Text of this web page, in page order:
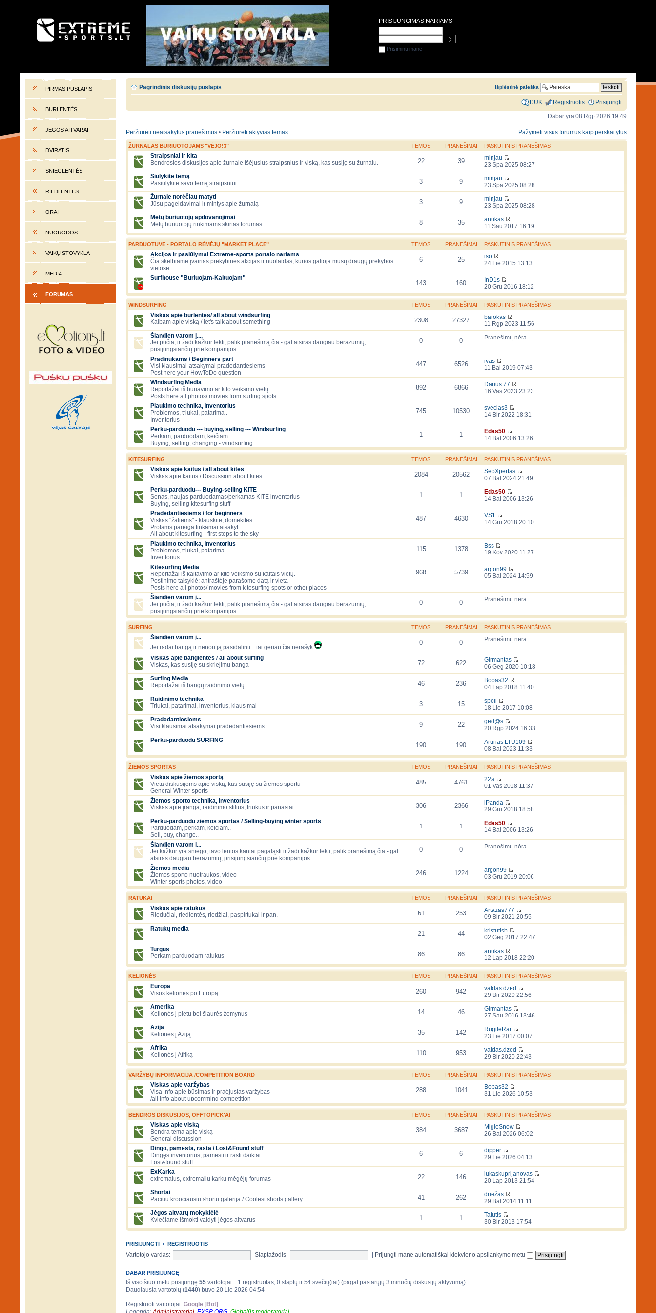
EXTREME-SPORTS.LT
PIRMAS PUSLAPIS
BURLENTĖS
JĖGOS AITVARAI
DVIRATIS
SNIEGLENTĖS
RIEDLENTĖS
ORAI
NUORODOS
VAIKŲ STOVYKLA
MEDIA
FORUMAS
Pagrindinis diskusijų puslapis Išplėstinė paieška
DUK Registruotis Prisijungti
Dabar yra 08 Rgp 2026 19:49
Peržiūrėti neatsakytus pranešimus • Peržiūrėti aktyvias temas Pažymėti visus forumus kaip perskaitytus
ŽURNALAS BURIUOTOJAMS "VĖJO!3" TEMOS PRANEŠIMAI PASKUTINIS PRANEŠIMAS
Straipsniai ir kita
Bendrosios diskusijos apie žurnale išėjusius straipsnius ir viską, kas susiję su žurnalu.
22 39
minjau
23 Spa 2025 08:27
Siūlykite temą
Pasiūlykite savo temą straipsniui
3 9
minjau
23 Spa 2025 08:28
Žurnale norėčiau matyti
Jūsų pageidavimai ir mintys apie žurnalą
3 9
minjau
23 Spa 2025 08:28
Metų buriuotojų apdovanojimai
Metų buriuotojų rinkimams skirtas forumas
8 35
anukas
11 Sau 2017 16:19
PARDUOTUVĖ - PORTALO RĖMĖJŲ "MARKET PLACE" TEMOS PRANEŠIMAI PASKUTINIS PRANEŠIMAS
Akcijos ir pasiūlymai Extreme-sports portalo nariams
Čia skelbiame įvairias prekybines akcijas ir nuolaidas, kurios galioja mūsų draugų prekybos
vietose.
6 25
iso
24 Lie 2015 13:13
Surfhouse "Buriuojam-Kaituojam"
143 160
InD1s
20 Gru 2016 18:12
WINDSURFING TEMOS PRANEŠIMAI PASKUTINIS PRANEŠIMAS
Viskas apie burlentes/ all about windsurfing
Kalbam apie viską / let's talk about something
2308 27327
barokas
11 Rgp 2023 11:56
Šiandien varom į...,
Jei pučia, ir žadi kažkur lėkti, palik pranešimą čia - gal atsiras daugiau berazumių,
prisijungsiančių prie kompanijos
0 0 Pranešimų nėra
Pradinukams / Beginners part
Visi klausimai-atsakymai pradedantiesiems
Post here your HowToDo question
447 6526
ivas
11 Bal 2019 07:43
Windsurfing Media
Reportažai iš buriavimo ar kito veiksmo vietų.
Posts here all photos/ movies from surfing spots
892 6866
Darius 77
16 Vas 2023 23:23
Plaukimo technika, Inventorius
Problemos, triukai, patarimai.
Inventorius
745 10530
svecias3
14 Bir 2022 18:31
Perku-parduodu --- buying, selling --- Windsurfing
Perkam, parduodam, keičiam
Buying, selling, changing - windsurfing
1 1
Edas50
14 Bal 2006 13:26
KITESURFING TEMOS PRANEŠIMAI PASKUTINIS PRANEŠIMAS
Viskas apie kaitus / all about kites
Viskas apie kaitus / Discussion about kites
2084 20562
SeoXpertas
07 Bal 2024 21:49
Perku-parduodu--- Buying-selling KITE
Senas, naujas parduodamas/perkamas KITE inventorius
Buying, selling kitesurfing stuff
1 1
Edas50
14 Bal 2006 13:26
Pradedantiesiems / for beginners
Viskas "žaliems" - klauskite, domėkites
Profams pareiga tinkamai atsakyt
All about kitesurfing - first steps to the sky
487 4630
VS1
14 Gru 2018 20:10
Plaukimo technika, Inventorius
Problemos, triukai, patarimai.
Inventorius
115 1378
Bss
19 Kov 2020 11:27
Kitesurfing Media
Reportažai iš kaitavimo ar kito veiksmo su kaitais vietų.
Postinimo taisyklė: antraštėje parašome datą ir vietą
Posts here all photos/ movies from kitesurfing spots or other places
968 5739
argon99
05 Bal 2024 14:59
Šiandien varom į...
Jei pučia, ir žadi kažkur lėkti, palik pranešimą čia - gal atsiras daugiau berazumių,
prisijungsiančių prie kompanijos
0 0 Pranešimų nėra
SURFING TEMOS PRANEŠIMAI PASKUTINIS PRANEŠIMAS
Šiandien varom į...
Jei radai bangą ir nenori ją pasidalinti... tai geriau čia nerašyk
0 0 Pranešimų nėra
Viskas apie banglentes / all about surfing
Viskas, kas susiję su skriejimu banga
72 622
Girmantas
06 Geg 2020 10:18
Surfing Media
Reportažai iš bangų raidinimo vietų
46 236
Bobas32
04 Lap 2018 11:40
Raidinimo technika
Triukai, patarimai, inventorius, klausimai
3 15
spoil
18 Lie 2017 10:08
Pradedantiesiems
Visi klausimai atsakymai pradedantiesiems
9 22
ged@s
20 Rgp 2024 16:33
Perku-parduodu SURFING
190 190
Arunas LTU109
08 Bal 2023 11:33
ŽIEMOS SPORTAS TEMOS PRANEŠIMAI PASKUTINIS PRANEŠIMAS
Viskas apie žiemos sportą
Vieta diskusijoms apie viską, kas susiję su žiemos sportu
General Winter sports
485 4761
22a
01 Vas 2018 11:37
Žiemos sporto technika, Inventorius
Viskas apie įranga, raidinimo stilius, triukus ir panašiai
306 2366
iPanda
29 Gru 2018 18:58
Perku-parduodu ziemos sportas / Selling-buying winter sports
Parduodam, perkam, keiciam..
Sell, buy, change..
1 1
Edas50
14 Bal 2006 13:26
Šiandien varom į...
Jei kažkur yra sniego, tavo lentos kantai pagaląsti ir žadi kažkur lėkti, palik pranešimą čia - gal
atsiras daugiau berazumių, prisijungsiančių prie kompanijos
0 0 Pranešimų nėra
Žiemos media
Žiemos sporto nuotraukos, video
Winter sports photos, video
246 1224
argon99
03 Gru 2019 20:06
RATUKAI TEMOS PRANEŠIMAI PASKUTINIS PRANEŠIMAS
Viskas apie ratukus
Riedučiai, riedlentės, riedžiai, paspirtukai ir pan.
61 253
Artazas777
09 Bir 2021 20:55
Ratukų media
21 44
kristutisb
02 Geg 2017 22:47
Turgus
Perkam parduodam ratukus
86 86
anukas
12 Lap 2018 22:20
KELIONĖS TEMOS PRANEŠIMAI PASKUTINIS PRANEŠIMAS
Europa
Visos kelionės po Europą.
260 942
valdas.dzed
29 Bir 2020 22:56
Amerika
Kelionės į pietų bei šiaurės žemynus
14 46
Girmantas
27 Sau 2016 13:46
Azija
Kelionės į Aziją
35 142
RugileRar
23 Lie 2017 00:07
Afrika
Kelionės į Afriką
110 953
valdas.dzed
29 Bir 2020 22:43
VARŽYBŲ INFORMACIJA /COMPETITION BOARD TEMOS PRANEŠIMAI PASKUTINIS PRANEŠIMAS
Viskas apie varžybas
Visa info apie būsimas ir praėjusias varžybas
/all info about upcomming competition
288 1041
Bobas32
31 Lie 2026 10:53
BENDROS DISKUSIJOS, OFFTOPICK'AI TEMOS PRANEŠIMAI PASKUTINIS PRANEŠIMAS
Viskas apie viską
Bendra tema apie viską
General discussion
384 3687
MigleSnow
26 Bal 2026 06:02
Dingo, pamesta, rasta / Lost&Found stuff
Dingęs inventorius, pamesti ir rasti daiktai
Lost&found stuff.
6 6
dipper
29 Lie 2026 04:13
ExKarka
extremalus, extremalių karkų mėgėjų forumas
22 146
lukaskuprijanovas
20 Lap 2013 21:54
Shortai
Paciuu kroociausiu shortu galerija / Coolest shorts gallery
41 262
driežas
29 Bal 2014 11:11
Jėgos aitvarų mokyklėlė
Kviečiame išmokti valdyti jėgos aitvarus
1 1
Talutis
30 Bir 2013 17:54
PRISIJUNGTI • REGISTRUOTIS
Vartotojo vardas: Slaptažodis: Prijungti mane automatiškai kiekvieno apsilankymo metu
DABAR PRISIJUNGĘ
Iš viso šiuo metu prisijungę 55 vartotojai :: 1 registruotas, 0 slaptų ir 54 svečių(iai) (pagal pastarųjų 3 minučių diskusijų aktyvumą)
Daugiausia vartotojų (1440) buvo 20 Lie 2026 04:54
Registruoti vartotojai: Google [Bot]
Legenda: Administratoriai EXSP ORG Globalūs moderatoriai
PRISIJUNGIMAS NARIAMS
Prisiminti mane